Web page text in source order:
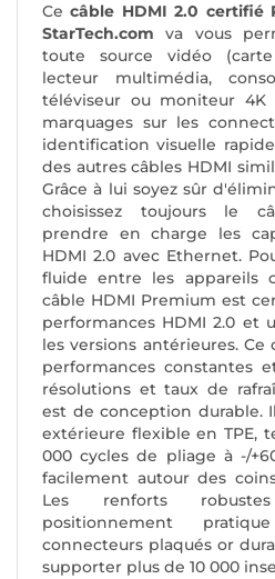
Cecâble HDMI 2.0 certifié
StarTech.comva vous
toute source vidéo
lecteur multimédia,
téléviseur ou moniteur 4K
marquages sur les
identification visuelle
des autres câbles HDMI
Grâce à lui soyez sûr
choisissez toujours le
prendre en charge les
HDMI 2.0 avec Ethernet.
fluide entre les appareils
câble HDMI Premium est
performances HDMI 2.0 et
les versions antérieures.
performances constantes
résolutions et taux de
est de conception durable.
extérieure flexible en TPE,
000 cycles de pliage à -/
facilement autour des
Les renforts
positionnement
connecteurs plaqués or
supporter plus de 10 000